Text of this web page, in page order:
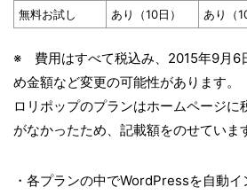
無料お試し あり（10日） あり（
※ 費用はすべて税込み、2015年9月6
め金額など変更の可能性があります。
ロリポップのプランはホームページに
がなかったため、記載額をのせていま
・各プランの中でWordPressを自動